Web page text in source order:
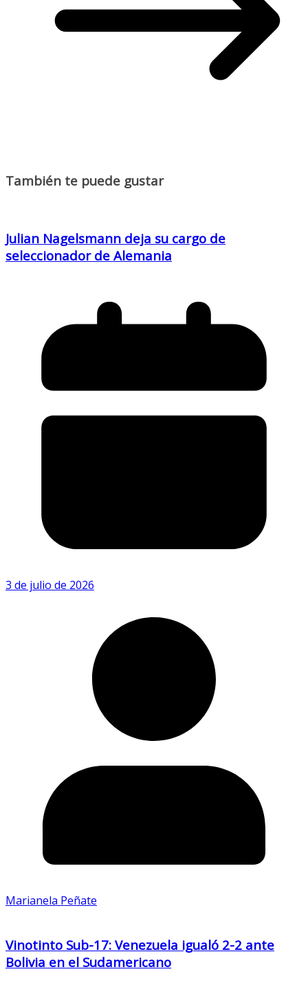
También te puede gustar
Julian Nagelsmann deja su cargo de
seleccionador de Alemania
3 de julio de 2026
Marianela Peñate
Vinotinto Sub-17: Venezuela igualó 2-2 ante
Bolivia en el Sudamericano